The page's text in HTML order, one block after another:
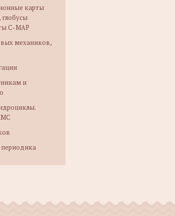
карты
C-MAP
механиков,
и